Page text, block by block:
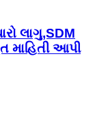
લાગુ,SDM
માહિતી આપી